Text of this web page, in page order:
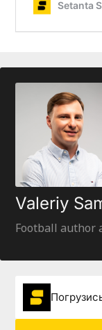
Valeriy
Football author